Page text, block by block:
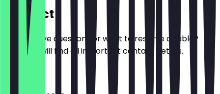
Contact
Do you have questions or want to reserve a table?
Here you will find all important contact details.